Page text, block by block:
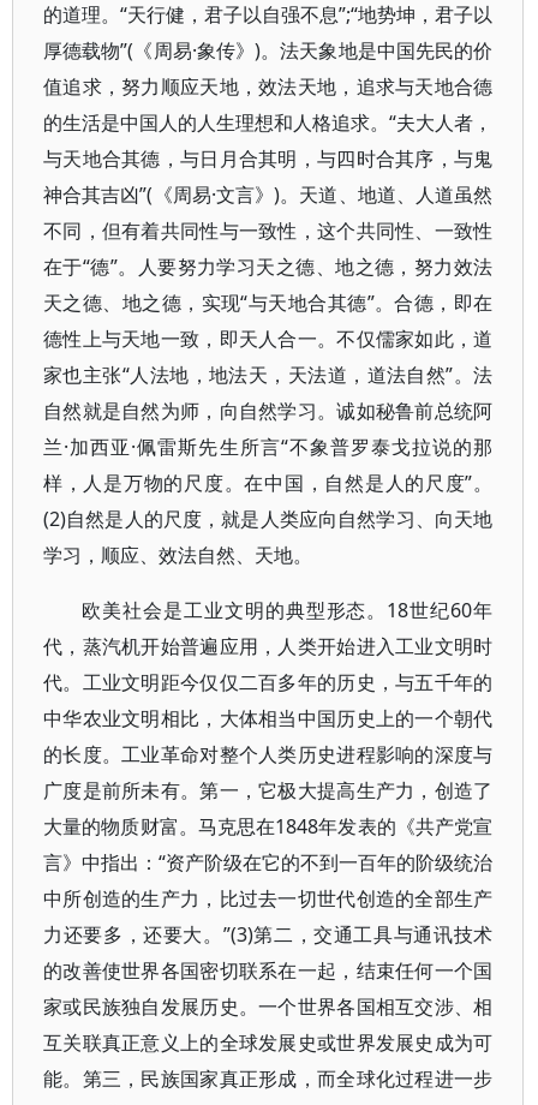
的道理。“天行健，君子以自强不息”;“地势坤，君子以
厚德载物”(《周易·象传》)。法天象地是中国先民的价
值追求，努力顺应天地，效法天地，追求与天地合德
的生活是中国人的人生理想和人格追求。“夫大人者，
与天地合其德，与日月合其明，与四时合其序，与鬼
神合其吉凶”(《周易·文言》)。天道、地道、人道虽然
不同，但有着共同性与一致性，这个共同性、一致性
在于“德”。人要努力学习天之德、地之德，努力效法
天之德、地之德，实现“与天地合其德”。合德，即在
德性上与天地一致，即天人合一。不仅儒家如此，道
家也主张“人法地，地法天，天法道，道法自然”。法
自然就是自然为师，向自然学习。诚如秘鲁前总统阿
兰·加西亚·佩雷斯先生所言“不象普罗泰戈拉说的那
样，人是万物的尺度。在中国，自然是人的尺度”。
(2)自然是人的尺度，就是人类应向自然学习、向天地
学习，顺应、效法自然、天地。
欧美社会是工业文明的典型形态。18世纪60年
代，蒸汽机开始普遍应用，人类开始进入工业文明时
代。工业文明距今仅仅二百多年的历史，与五千年的
中华农业文明相比，大体相当中国历史上的一个朝代
的长度。工业革命对整个人类历史进程影响的深度与
广度是前所未有。第一，它极大提高生产力，创造了
大量的物质财富。马克思在1848年发表的《共产党宣
言》中指出：“资产阶级在它的不到一百年的阶级统治
中所创造的生产力，比过去一切世代创造的全部生产
力还要多，还要大。”(3)第二，交通工具与通讯技术
的改善使世界各国密切联系在一起，结束任何一个国
家或民族独自发展历史。一个世界各国相互交涉、相
互关联真正意义上的全球发展史或世界发展史成为可
能。第三，民族国家真正形成，而全球化过程进一步